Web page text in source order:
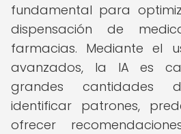
fundamental para
dispensación de
farmacias. Mediante el
avanzados, la IA es
grandes cantidades
identificar patrones,
ofrecer